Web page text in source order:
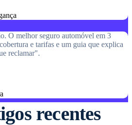
O melhor seguro automóvel em 3
e tarifas e um guia que explica
reclamar".
recentes